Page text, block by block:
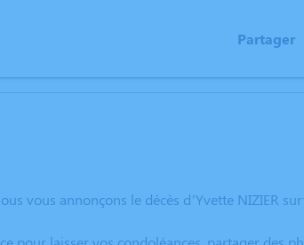
Partager
vous annonçons le décès d’Yvette NIZIER